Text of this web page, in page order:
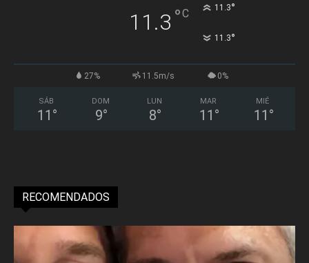
11.3 °C 11.3°
11.3°
27% 11.5m/s 0%
SÁB
11 °
DOM
9°
LUN
8°
MAR
11 °
MIÉ
11 °
RECOMENDADOS